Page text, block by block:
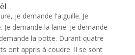
je demande l'aiguille. Je
demande la laine. Je demande
la botte. Durant quatre
ont appris à coudre. Il se sont